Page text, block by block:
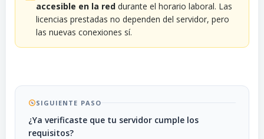
accesible en la red durante el horario laboral. Las
licencias prestadas no dependen del servidor, pero
las nuevas conexiones sí.
SIGUIENTE PASO
¿Ya verificaste que tu servidor cumple los
requisitos?